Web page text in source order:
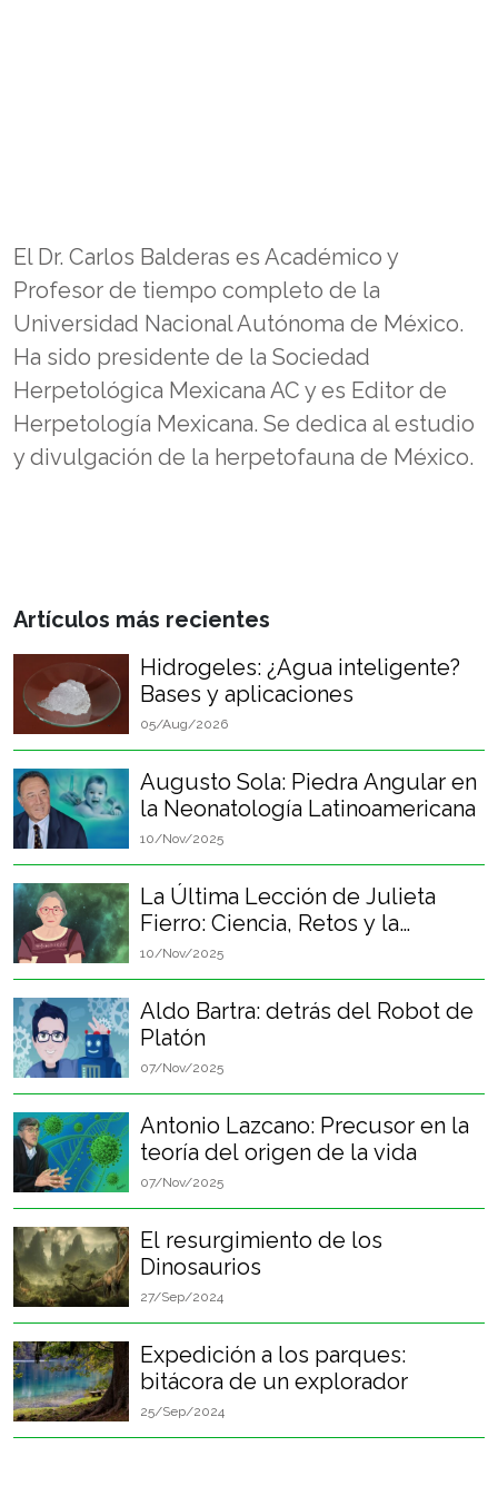
El Dr. Carlos Balderas es Académico y
Profesor de tiempo completo de la
Universidad Nacional Autónoma de México.
Ha sido presidente de la Sociedad
Herpetológica Mexicana AC y es Editor de
Herpetología Mexicana. Se dedica al estudio
y divulgación de la herpetofauna de México.
Artículos más recientes
Hidrogeles: ¿Agua inteligente?
Bases y aplicaciones
05/Aug/2026
Augusto Sola: Piedra Angular en
la Neonatología Latinoamericana
10/Nov/2025
La Última Lección de Julieta
Fierro: Ciencia, Retos y la
Felicidad Perpetua
10/Nov/2025
Aldo Bartra: detrás del Robot de
Platón
07/Nov/2025
Antonio Lazcano: Precusor en la
teoría del origen de la vida
07/Nov/2025
El resurgimiento de los
Dinosaurios
27/Sep/2024
Expedición a los parques:
bitácora de un explorador
25/Sep/2024